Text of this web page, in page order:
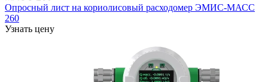
Опросный лист на кориолисовый расходомер ЭМИС-МАСС
260
Узнать цену